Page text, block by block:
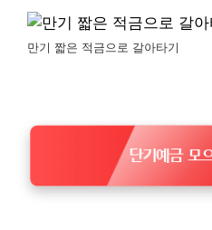
만기 짧은 적금으로 갈아타기
단기예금 모